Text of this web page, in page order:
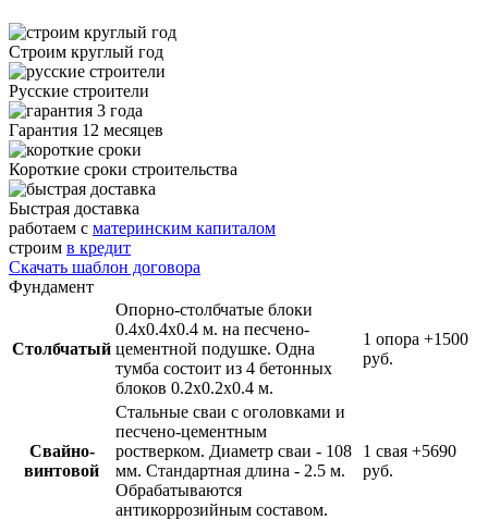
Строим круглый год
Русские строители
Гарантия 12 месяцев
Короткие сроки строительства
Быстрая доставка
работаем с материнским капиталом
строим в кредит
Скачать шаблон договора
Фундамент
Столбчатый
Опорно-столбчатые блоки
0.4х0.4х0.4 м. на песчено-
цементной подушке. Одна
тумба состоит из 4 бетонных
блоков 0.2х0.2х0.4 м.
1 опора +1500
руб.
Свайно-
винтовой
Стальные сваи с оголовками и
песчено-цементным
ростверком. Диаметр сваи - 108
мм. Стандартная длина - 2.5 м.
Обрабатываются
антикоррозийным составом.
1 свая +5690
руб.